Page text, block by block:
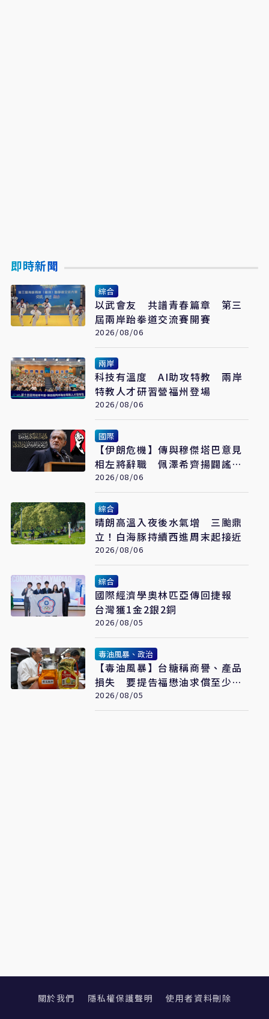
即時新聞
綜合
以武會友 共譜青春篇章 第三
屆兩岸跆拳道交流賽開賽
2026/08/06
兩岸
科技有溫度 AI助攻特教 兩岸
特教人才研習營福州登場
2026/08/06
國際
【伊朗危機】傳與穆傑塔巴意見
相左將辭職 佩澤希齊揚闢謠堅
稱會繼續總統職務
2026/08/06
綜合
晴朗高溫入夜後水氣增 三颱鼎
立！白海豚持續西進周末起接近
2026/08/06
綜合
國際經濟學奧林匹亞傳回捷報
台灣獲1金2銀2銅
2026/08/05
毒油風暴、政治
【毒油風暴】台糖稱商譽、產品
損失 要提告福懋油求償至少
2.43億元
2026/08/05
關於我們 隱私權保護聲明 使用者資料刪除